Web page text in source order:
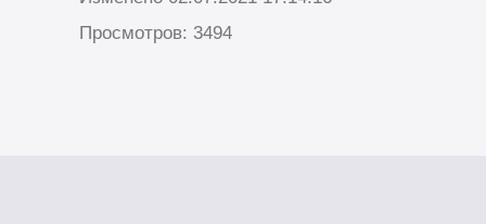
Просмотров: 3494